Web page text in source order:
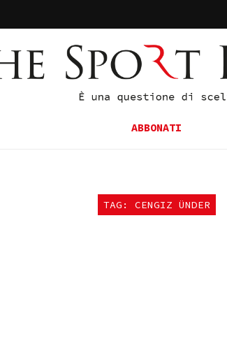
ABBONATI
TAG: CENGIZ ÜNDER